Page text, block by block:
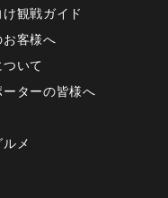
観戦ガイド
お客様へ
いて
ーターの皆様へ
メ